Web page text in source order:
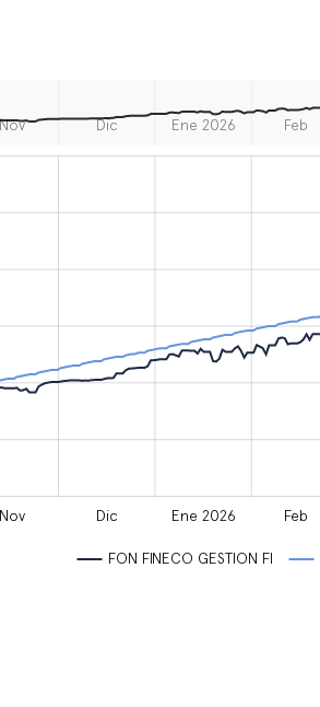
Nov Dic Ene 2026 Feb
Nov Dic Ene 2026 Feb
FON FINECO GESTION FI